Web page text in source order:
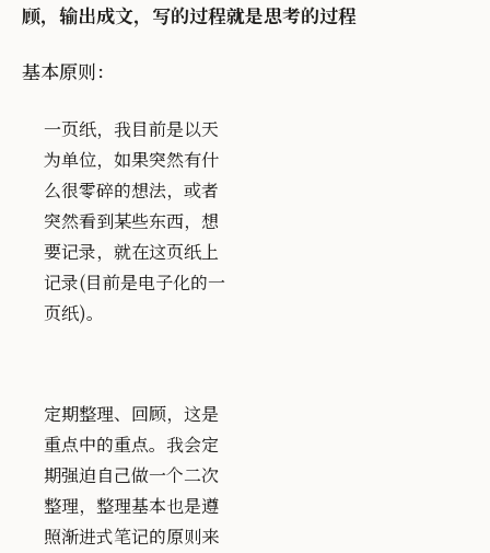
顾，输出成文，写的过程就是思考的过程
基本原则：
一页纸，我目前是以天
为单位，如果突然有什
么很零碎的想法，或者
突然看到某些东西，想
要记录，就在这页纸上
记录(目前是电子化的一
页纸)。
定期整理、回顾，这是
重点中的重点。我会定
期强迫自己做一个二次
整理，整理基本也是遵
照渐进式笔记的原则来